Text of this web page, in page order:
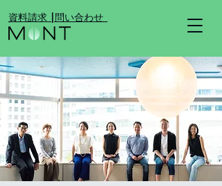
​資料請求 |​問い合わせ